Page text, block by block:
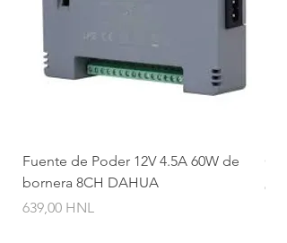
Fuente de Poder 12V 4.5A 60W de
bornera 8CH DAHUA
Precio
639,00 HNL